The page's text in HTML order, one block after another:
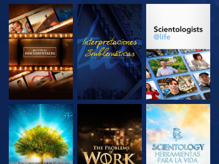
EXPLORA LAS
SERIES
VE
EXPLORA LAS
EXPLORA LAS
SERIES
EXPLORA LAS
SERIES
EXPLORA LAS
SERIES